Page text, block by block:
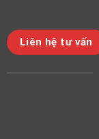
Liên hệ tư vấn